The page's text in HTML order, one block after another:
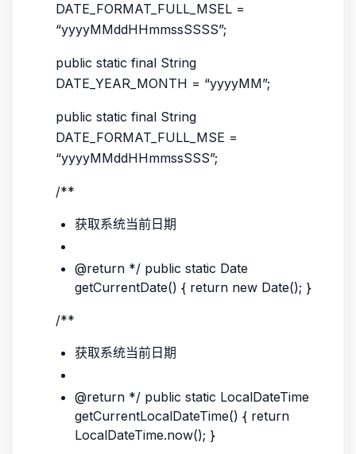
DATE_FORMAT_FULL_MSEL =
“yyyyMMddHHmmssSSSS”;
public static final String
DATE_YEAR_MONTH = “yyyyMM”;
public static final String
DATE_FORMAT_FULL_MSE =
“yyyyMMddHHmmssSSS”;
/**
获取系统当前日期
@return */ public static Date
getCurrentDate() { return new Date(); }
/**
获取系统当前日期
@return */ public static LocalDateTime
getCurrentLocalDateTime() { return
LocalDateTime.now(); }